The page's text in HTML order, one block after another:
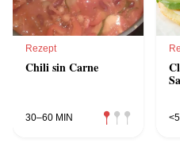
Rezept
Chili sin Carne
30–60 MIN